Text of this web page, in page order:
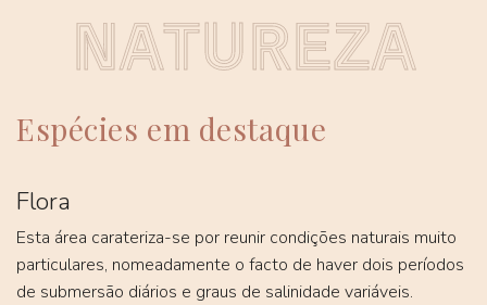
NATUREZA
Espécies em destaque
Flora
Esta área carateriza-se por reunir condições naturais muito
particulares, nomeadamente o facto de haver dois períodos
de submersão diários e graus de salinidade variáveis.